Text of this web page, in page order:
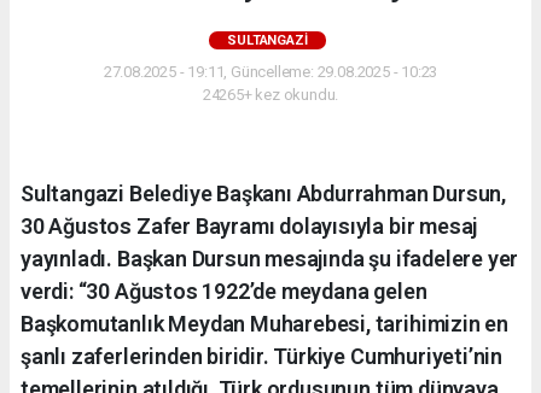
SULTANGAZI
27.08.2025 - 19:11, Güncelleme: 29.08.2025 - 10:23
24265+ kez okundu.
Sultangazi Belediye Başkanı Abdurrahman Dursun,
30 Ağustos Zafer Bayramı dolayısıyla bir mesaj
yayınladı. Başkan Dursun mesajında şu ifadelere yer
verdi: “30 Ağustos 1922’de meydana gelen
Başkomutanlık Meydan Muharebesi, tarihimizin en
şanlı zaferlerinden biridir. Türkiye Cumhuriyeti’nin